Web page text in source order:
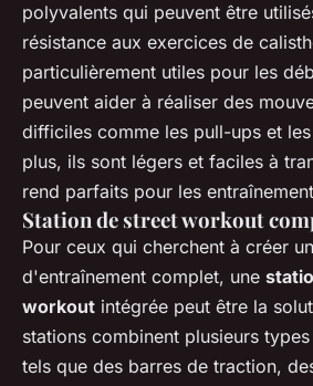
polyvalents qui peuvent être
résistance aux exercices de
particulièrement utiles pour les
peuvent aider à réaliser des
difficiles comme les pull-ups et
plus, ils sont légers et faciles à
rend parfaits pour les
Station de street workout
Pour ceux qui cherchent à créer
d'entraînement complet, une
workout intégrée peut être la
stations combinent plusieurs
tels que des barres de traction,